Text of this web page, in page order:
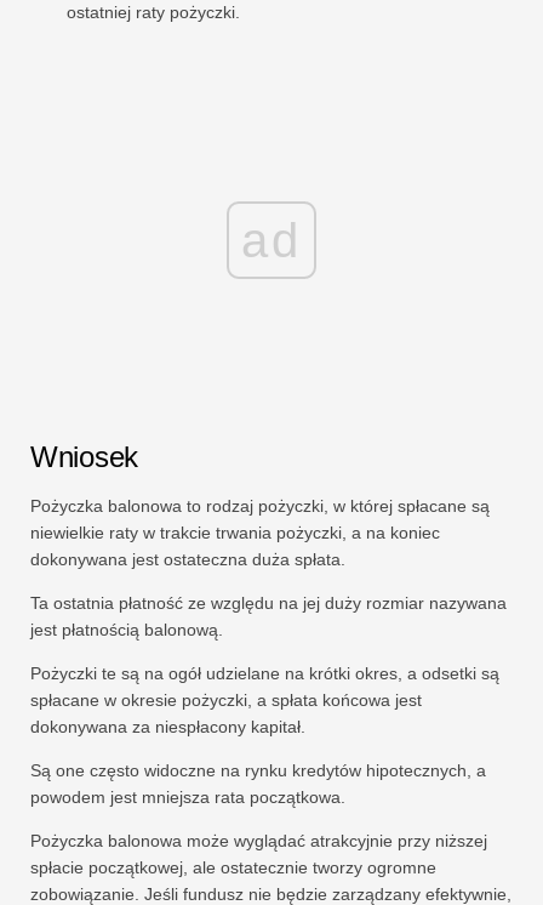
ostatniej raty pożyczki.
ad
Wniosek
Pożyczka balonowa to rodzaj pożyczki, w której spłacane są
niewielkie raty w trakcie trwania pożyczki, a na koniec
dokonywana jest ostateczna duża spłata.
Ta ostatnia płatność ze względu na jej duży rozmiar nazywana
jest płatnością balonową.
Pożyczki te są na ogół udzielane na krótki okres, a odsetki są
spłacane w okresie pożyczki, a spłata końcowa jest
dokonywana za niespłacony kapitał.
Są one często widoczne na rynku kredytów hipotecznych, a
powodem jest mniejsza rata początkowa.
Pożyczka balonowa może wyglądać atrakcyjnie przy niższej
spłacie początkowej, ale ostatecznie tworzy ogromne
zobowiązanie. Jeśli fundusz nie będzie zarządzany efektywnie,